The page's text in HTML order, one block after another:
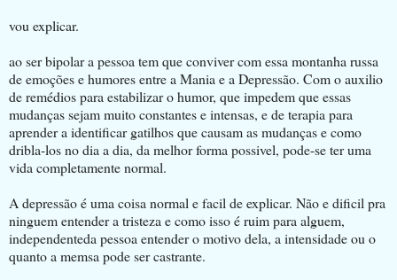
vou explicar.
ao ser bipolar a pessoa tem que conviver com essa montanha russa
de emoções e humores entre a Mania e a Depressão. Com o auxilio
de remédios para estabilizar o humor, que impedem que essas
mudanças sejam muito constantes e intensas, e de terapia para
aprender a identificar gatilhos que causam as mudanças e como
dribla-los no dia a dia, da melhor forma possivel, pode-se ter uma
vida completamente normal.
A depressão é uma coisa normal e facil de explicar. Não e dificil pra
ninguem entender a tristeza e como isso é ruim para alguem,
independenteda pessoa entender o motivo dela, a intensidade ou o
quanto a memsa pode ser castrante.